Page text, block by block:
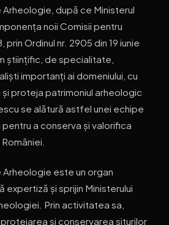
după ce Ministerul
noii Comisii pentru
Ordinul nr. 2905 din 19 iunie
științific, de specialitate,
importanți ai domeniului, cu
proteja patrimoniul arheologic
se alătură astfel unei echipe
a conserva și valorifica
este un organ
și sprijin Ministerului
Prin activitatea sa,
și conservarea siturilor